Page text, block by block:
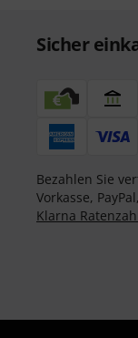
Sicher
Bezahlen Sie
Vorkasse,
Klarna